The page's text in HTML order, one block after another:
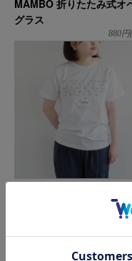
MAMBO 折りたたみ式オ
グラス
880円
堀井和子さんのTシャツ /